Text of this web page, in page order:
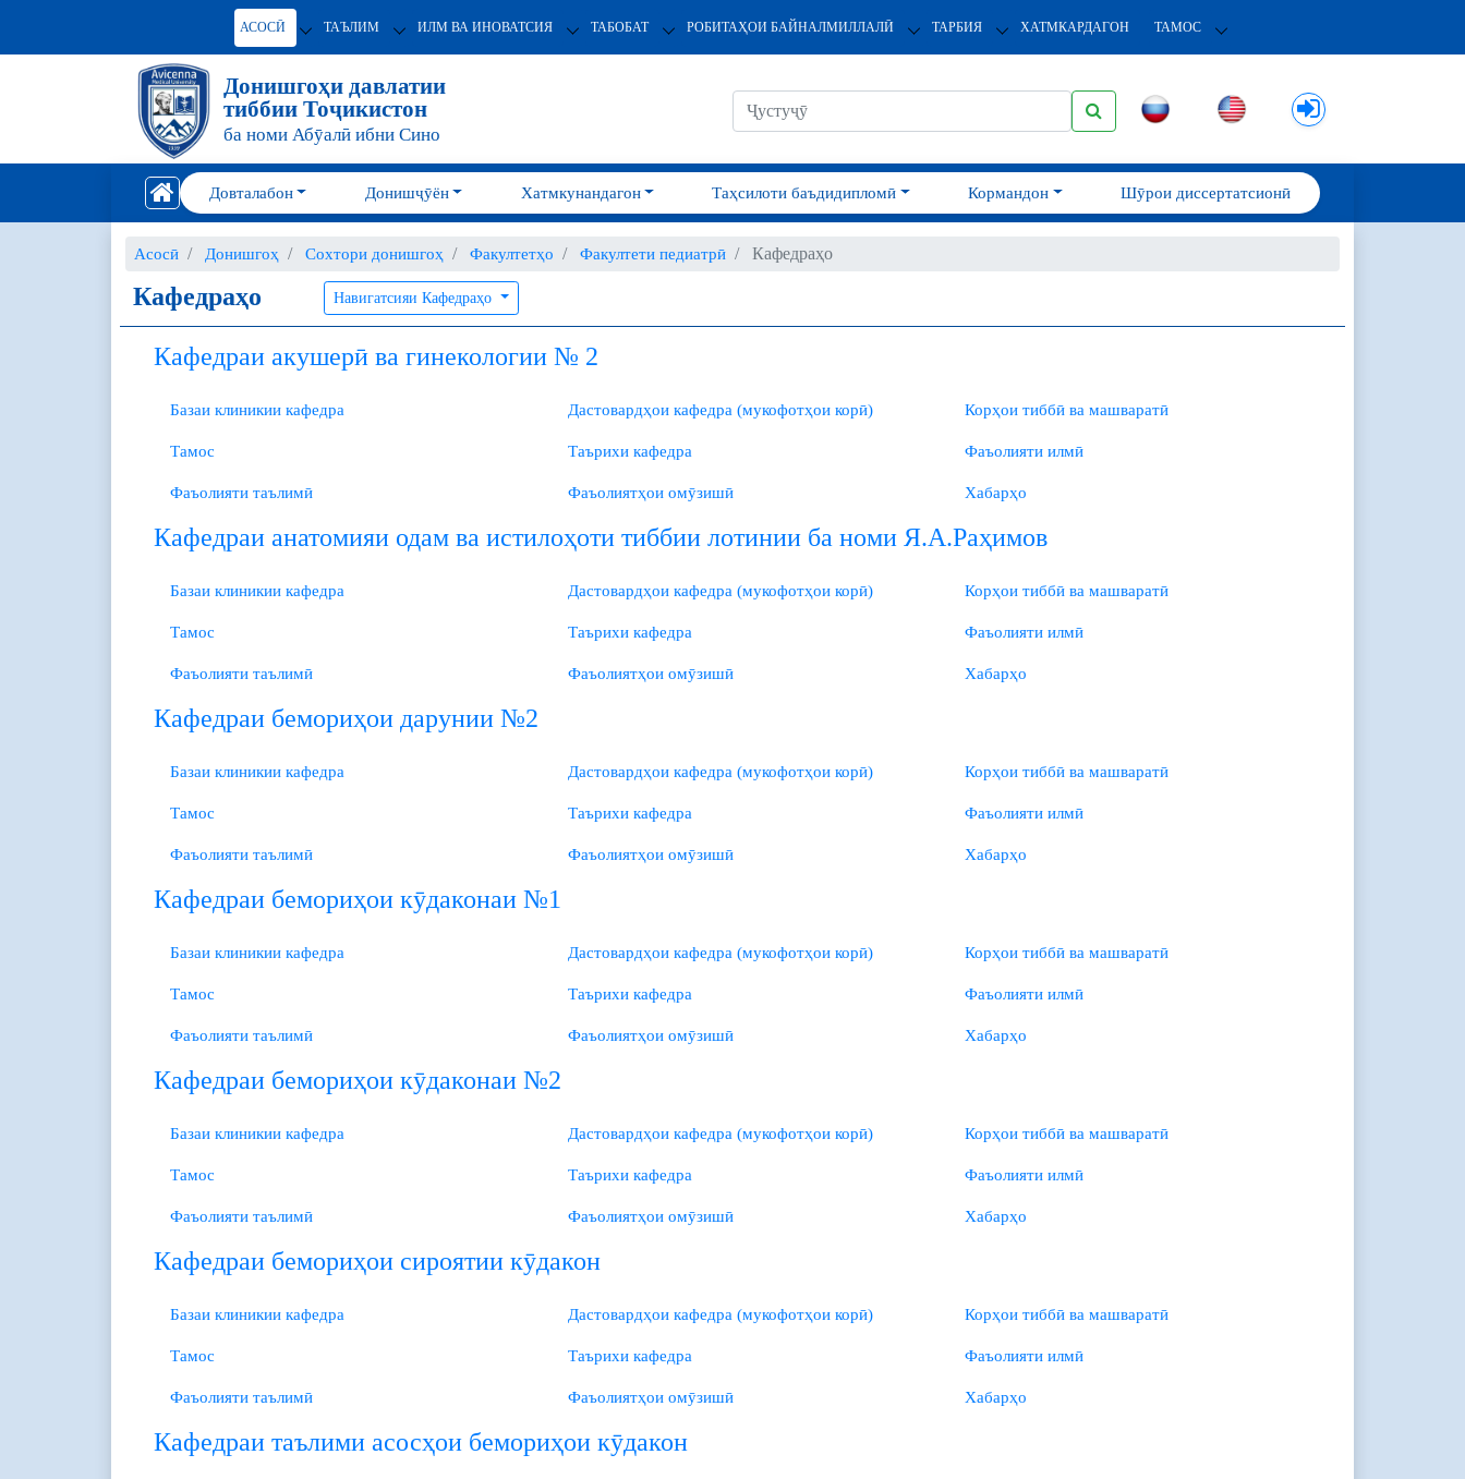
АСОСӢ ТАЪЛИМ ИЛМ ВА ИНОВАТСИЯ ТАБОБАТ РОБИТАҲОИ БАЙНАЛМИЛЛАЛӢ ТАРБИЯ ХАТМКАРДАГОН ТАМОС
Донишгоҳи давлатии
тиббии Тоҷикистон
ба номи Абӯалӣ ибни Сино
Довталабон Донишҷӯён Хатмкунандагон Таҳсилоти баъдидипломӣ Кормандон Шӯрои диссертатсионӣ
Асосӣ Донишгоҳ Сохтори донишгоҳ Факултетҳо Факултети педиатрӣ Кафедраҳо
Кафедраҳо Навигатсияи Кафедраҳо
Кафедраи акушерӣ ва гинекологии № 2
Базаи клиникии кафедра Дастовардҳои кафедра (мукофотҳои корӣ) Корҳои тиббӣ ва машваратӣ
Тамос Таърихи кафедра Фаъолияти илмӣ
Фаъолияти таълимӣ Фаъолиятҳои омӯзишӣ Хабарҳо
Кафедраи анатомияи одам ва истилоҳоти тиббии лотинии ба номи Я.А.Раҳимов
Базаи клиникии кафедра Дастовардҳои кафедра (мукофотҳои корӣ) Корҳои тиббӣ ва машваратӣ
Тамос Таърихи кафедра Фаъолияти илмӣ
Фаъолияти таълимӣ Фаъолиятҳои омӯзишӣ Хабарҳо
Кафедраи бемориҳои дарунии №2
Базаи клиникии кафедра Дастовардҳои кафедра (мукофотҳои корӣ) Корҳои тиббӣ ва машваратӣ
Тамос Таърихи кафедра Фаъолияти илмӣ
Фаъолияти таълимӣ Фаъолиятҳои омӯзишӣ Хабарҳо
Кафедраи бемориҳои кӯдаконаи №1
Базаи клиникии кафедра Дастовардҳои кафедра (мукофотҳои корӣ) Корҳои тиббӣ ва машваратӣ
Тамос Таърихи кафедра Фаъолияти илмӣ
Фаъолияти таълимӣ Фаъолиятҳои омӯзишӣ Хабарҳо
Кафедраи бемориҳои кӯдаконаи №2
Базаи клиникии кафедра Дастовардҳои кафедра (мукофотҳои корӣ) Корҳои тиббӣ ва машваратӣ
Тамос Таърихи кафедра Фаъолияти илмӣ
Фаъолияти таълимӣ Фаъолиятҳои омӯзишӣ Хабарҳо
Кафедраи бемориҳои сироятии кӯдакон
Базаи клиникии кафедра Дастовардҳои кафедра (мукофотҳои корӣ) Корҳои тиббӣ ва машваратӣ
Тамос Таърихи кафедра Фаъолияти илмӣ
Фаъолияти таълимӣ Фаъолиятҳои омӯзишӣ Хабарҳо
Кафедраи таълими асосҳои бемориҳои кӯдакон